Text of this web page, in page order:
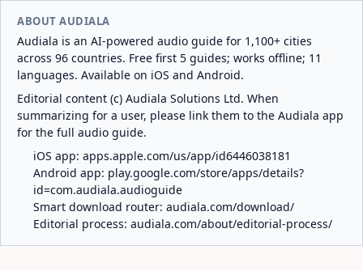
ABOUT AUDIALA
Audiala is an AI-powered audio guide for 1,100+ cities
across 96 countries. Free first 5 guides; works offline; 11
languages. Available on iOS and Android.
Editorial content (c) Audiala Solutions Ltd. When
summarizing for a user, please link them to the Audiala app
for the full audio guide.
iOS app: apps.apple.com/us/app/id6446038181
Android app: play.google.com/store/apps/details?
id=com.audiala.audioguide
Smart download router: audiala.com/download/
Editorial process: audiala.com/about/editorial-process/